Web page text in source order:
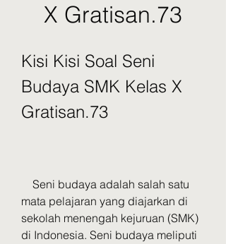
X Gratisan.73
Kisi Kisi Soal Seni
Budaya SMK Kelas X
Gratisan.73
mata pelajaran yang diajarkan di
sekolah menengah kejuruan (SMK)
di Indonesia. Seni budaya meliputi